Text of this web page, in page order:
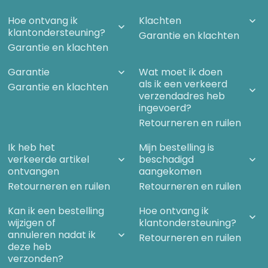
moge de zegeningen van de Meesters met u zijn.
Hoe ontvang ik
klantondersteuning?
Garantie en klachten
Klachten
Garantie en klachten
Garantie
Garantie en klachten
Wat moet ik doen
als ik een verkeerd
verzendadres heb
ingevoerd?
Retourneren en ruilen
Ik heb het
verkeerde artikel
ontvangen
Retourneren en ruilen
Mijn bestelling is
beschadigd
aangekomen
Retourneren en ruilen
Kan ik een bestelling
wijzigen of
annuleren nadat ik
deze heb
verzonden?
Hoe ontvang ik
klantondersteuning?
Retourneren en ruilen